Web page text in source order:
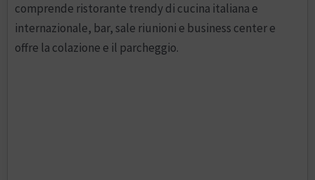
comprende ristorante trendy di cucina italiana e
internazionale, bar, sale riunioni e business center e
offre la colazione e il parcheggio.